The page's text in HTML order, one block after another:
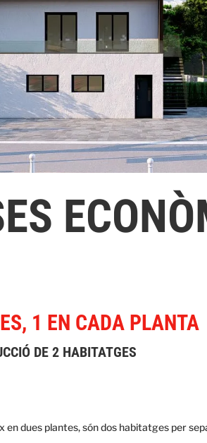
1 EN CADA PLANTA
DE 2 HABITATGES
dues plantes, són dos habitatges per